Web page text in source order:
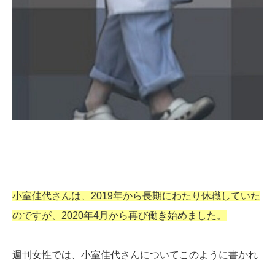
小室佳代さんは、2019年から長期にわたり休職していた
のですが、2020年4月から再び働き始めました。
週刊女性では、小室佳代さんについてこのように書かれ